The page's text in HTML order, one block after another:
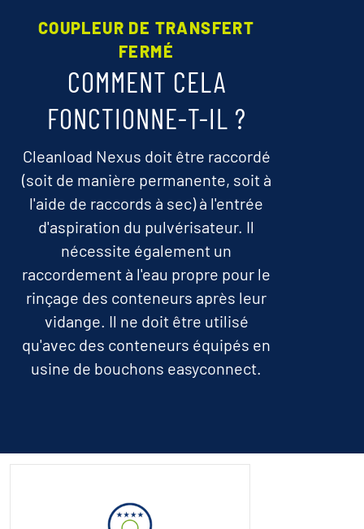
COUPLEUR DE TRANSFERT
FERMÉ
COMMENT CELA
FONCTIONNE-T-IL ?
Cleanload Nexus doit être raccordé
(soit de manière permanente, soit à
l'aide de raccords à sec) à l'entrée
d'aspiration du pulvérisateur. Il
nécessite également un
raccordement à l'eau propre pour le
rinçage des conteneurs après leur
vidange. Il ne doit être utilisé
qu'avec des conteneurs équipés en
usine de bouchons easyconnect.